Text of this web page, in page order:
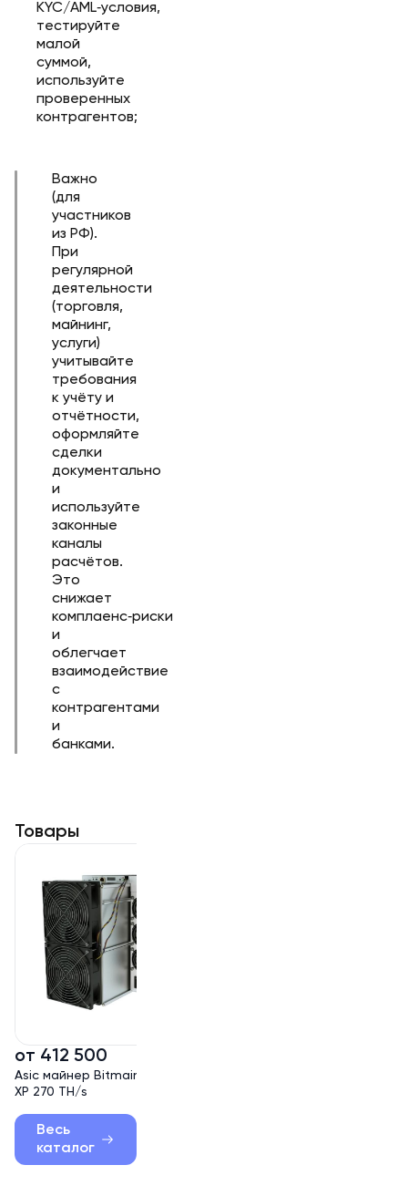
KYC/AML‑условия,
тестируйте
малой
суммой,
используйте
проверенных
контрагентов;
Важно
(для
участников
из РФ).
При
регулярной
деятельности
(торговля,
майнинг,
услуги)
учитывайте
требования
к учёту и
отчётности,
оформляйте
сделки
документально
и
используйте
законные
каналы
расчётов.
Это
снижает
комплаенс‑риски
и
облегчает
взаимодействие
с
контрагентами
и
банками.
Товары
от 412 500
Asic майнер Bitmain Antminer S21
XP 270 TH/s
Весь
каталог